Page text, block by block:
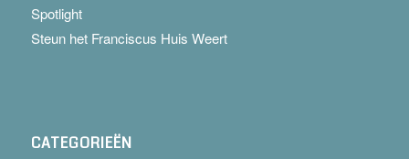
Spotlight
Steun het Franciscus Huis Weert
CATEGORIEËN